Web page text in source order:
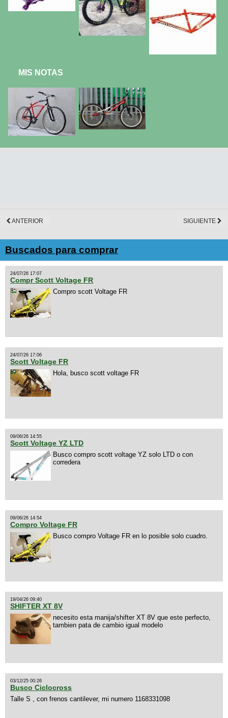
MIS NOTAS
ANTERIOR SIGUIENTE
Buscados para comprar
24/07/26 17:07
Compr Scott Voltage FR
Compro scott Voltage FR
24/07/26 17:06
Scott Voltage FR
Hola, busco scott voltage FR
09/06/26 14:55
Scott Voltage YZ LTD
Busco compro scott voltage YZ solo LTD o con
corredera
09/06/26 14:54
Compro Voltage FR
Busco compro Voltage FR en lo posible solo cuadro.
19/04/26 09:40
SHIFTER XT 8V
necesito esta manija/shifter XT 8V que este perfecto,
tambien pata de cambio igual modelo
03/12/25 00:26
Busco Ciclocross
Talle S , con frenos cantilever, mi numero 1168331098